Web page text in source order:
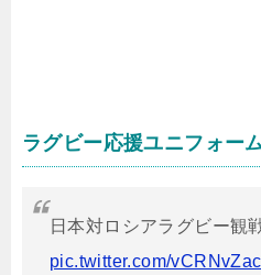
ラグビー応援ユニフォー
日本対ロシアラグビー観
pic.twitter.com/